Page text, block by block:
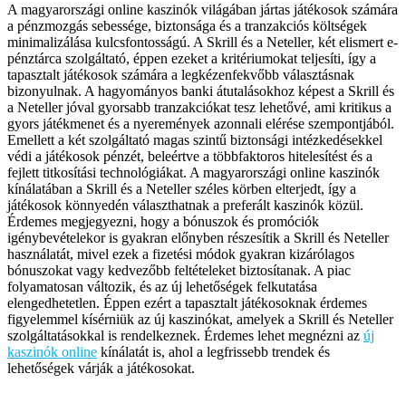
A magyarországi online kaszinók világában jártas játékosok számára
a pénzmozgás sebessége, biztonsága és a tranzakciós költségek
minimalizálása kulcsfontosságú. A Skrill és a Neteller, két elismert e-
pénztárca szolgáltató, éppen ezeket a kritériumokat teljesíti, így a
tapasztalt játékosok számára a legkézenfekvőbb választásnak
bizonyulnak. A hagyományos banki átutalásokhoz képest a Skrill és
a Neteller jóval gyorsabb tranzakciókat tesz lehetővé, ami kritikus a
gyors játékmenet és a nyeremények azonnali elérése szempontjából.
Emellett a két szolgáltató magas szintű biztonsági intézkedésekkel
védi a játékosok pénzét, beleértve a többfaktoros hitelesítést és a
fejlett titkosítási technológiákat. A magyarországi online kaszinók
kínálatában a Skrill és a Neteller széles körben elterjedt, így a
játékosok könnyedén választhatnak a preferált kaszinók közül.
Érdemes megjegyezni, hogy a bónuszok és promóciók
igénybevételekor is gyakran előnyben részesítik a Skrill és Neteller
használatát, mivel ezek a fizetési módok gyakran kizárólagos
bónuszokat vagy kedvezőbb feltételeket biztosítanak. A piac
folyamatosan változik, és az új lehetőségek felkutatása
elengedhetetlen. Éppen ezért a tapasztalt játékosoknak érdemes
figyelemmel kísérniük az új kaszinókat, amelyek a Skrill és Neteller
szolgáltatásokkal is rendelkeznek. Érdemes lehet megnézni az új
kaszinók online kínálatát is, ahol a legfrissebb trendek és
lehetőségek várják a játékosokat.